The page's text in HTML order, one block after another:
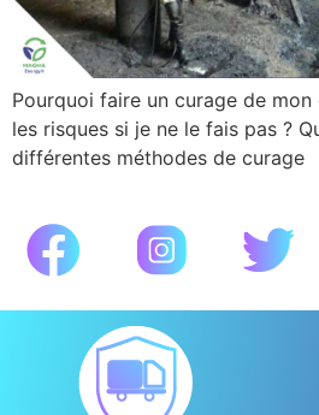
Pourquoi faire un curage de
les risques si je ne le fais pas ?
différentes méthodes de curage